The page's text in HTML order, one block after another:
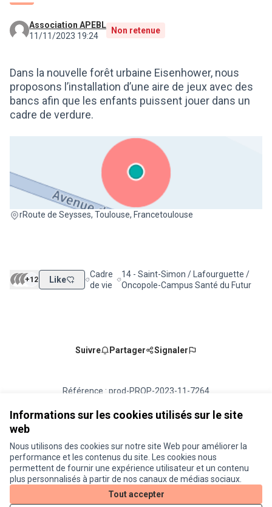
Informations sur les cookies utilisés sur le site
web
Nous utilisons des cookies sur notre site Web pour améliorer la
performance et les contenus du site. Les cookies nous
permettent de fournir une expérience utilisateur et un contenu
plus personnalisés à partir de nos canaux de médias sociaux.
Tout accepter
Association APEBL
11/11/2023 19:24
Non retenue
Dans la nouvelle forêt urbaine Eisenhower, nous
proposons l’installation d’une aire de jeux avec des
bancs afin que les enfants puissent jouer dans un
cadre de verdure.
rRoute de Seysses, Toulouse, Francetoulouse
(Lien externe)
+12 Like Filtrer les résultats de la catégorie : Cadre de vie
Cadre
de vie
Filtrer les résultats pour le secteur : 14
14 - Saint-Simon / Lafourguette /
Oncopole-Campus Santé du Futur
Suivre Partager Signaler
Référence : prod-PROP-2023-11-7264
Vérifiez l'empreinte numérique
Conditions d'utilisation
Paramètres des cookies
Je participe ! sur X
(Lien externe)
Je participe ! sur Facebook
Je participe ! sur Instagram